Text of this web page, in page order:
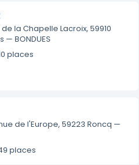
la Chapelle Lacroix, 59910
— BONDUES
places
de l'Europe, 59223 Roncq —
places